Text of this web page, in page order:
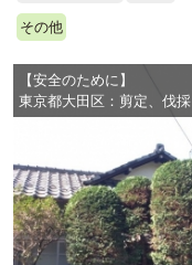
その他
【安全のために】
東京都大田区：剪定、伐採